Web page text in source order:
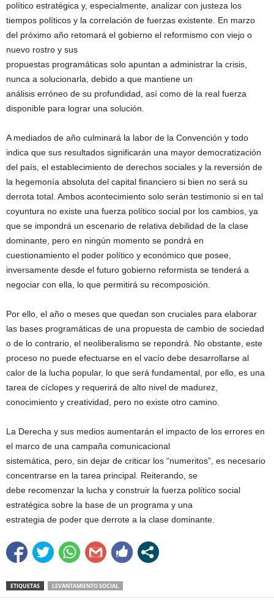
político estratégica y, especialmente, analizar con justeza los
tiempos políticos y la correlación de fuerzas existente. En marzo
del próximo año retomará el gobierno el reformismo con viejo o
nuevo rostro y sus
propuestas programáticas solo apuntan a administrar la crisis,
nunca a solucionarla, debido a que mantiene un
análisis erróneo de su profundidad, así como de la real fuerza
disponible para lograr una solución.
A mediados de año culminará la labor de la Convención y todo
indica que sus resultados significarán una mayor democratización
del país, el establecimiento de derechos sociales y la reversión de
la hegemonía absoluta del capital financiero si bien no será su
derrota total. Ambos acontecimiento solo serán testimonio si en tal
coyuntura no existe una fuerza político social por los cambios, ya
que se impondrá un escenario de relativa debilidad de la clase
dominante, pero en ningún momento se pondrá en
cuestionamiento el poder político y económico que posee,
inversamente desde el futuro gobierno reformista se tenderá a
negociar con ella, lo que permitirá su recomposición.
Por ello, el año o meses que quedan son cruciales para elaborar
las bases programáticas de una propuesta de cambio de sociedad
o de lo contrario, el neoliberalismo se repondrá. No obstante, este
proceso no puede efectuarse en el vacío debe desarrollarse al
calor de la lucha popular, lo que será fundamental, por ello, es una
tarea de cíclopes y requerirá de alto nivel de madurez,
conocimiento y creatividad, pero no existe otro camino.
La Derecha y sus medios aumentarán el impacto de los errores en
el marco de una campaña comunicacional
sistemática, pero, sin dejar de criticar los “numeritos”, es necesario
concentrarse en la tarea principal. Reiterando, se
debe recomenzar la lucha y construir la fuerza político social
estratégica sobre la base de un programa y una
estrategia de poder que derrote a la clase dominante.
ETIQUETAS LEVANTAMIENTO SOCIAL